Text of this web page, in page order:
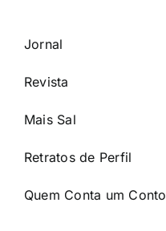
Jornal
Revista
Mais Sal
Retratos de Perfil
Quem Conta um Conto